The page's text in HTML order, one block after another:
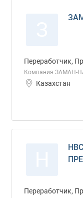
Переработчик,
Компания ЗАМАН-
Казахстан
Переработчик,